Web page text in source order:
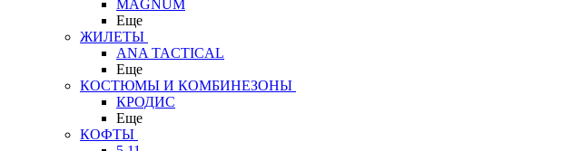
MAGNUM
Еще
ЖИЛЕТЫ
ANA TACTICAL
Еще
КОСТЮМЫ И КОМБИНЕЗОНЫ
КРОДИС
Еще
КОФТЫ